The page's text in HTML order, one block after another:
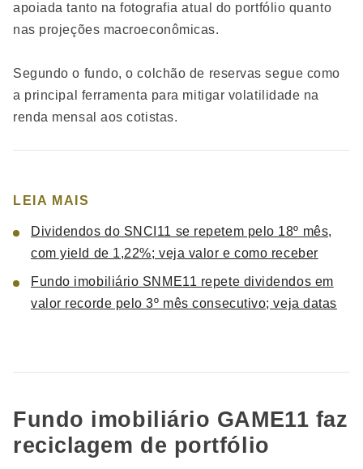
apoiada tanto na fotografia atual do portfólio quanto
nas projeções macroeconômicas.
Segundo o fundo, o colchão de reservas segue como
a principal ferramenta para mitigar volatilidade na
renda mensal aos cotistas.
LEIA MAIS
Dividendos do SNCI11 se repetem pelo 18º mês,
com yield de 1,22%; veja valor e como receber
Fundo imobiliário SNME11 repete dividendos em
valor recorde pelo 3º mês consecutivo; veja datas
Fundo imobiliário GAME11 faz
reciclagem de portfólio